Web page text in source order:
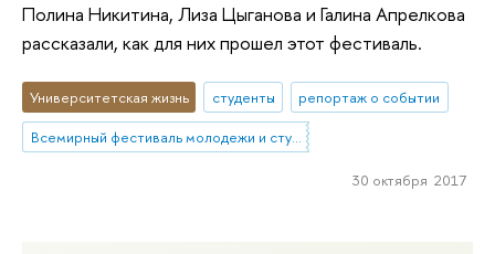
Полина Никитина, Лиза Цыганова и Галина Апрелкова
рассказали, как для них прошел этот фестиваль.
Университетская жизнь студенты
репортаж о событии
Всемирный фестиваль молодежи и студентов
30 октября 2017